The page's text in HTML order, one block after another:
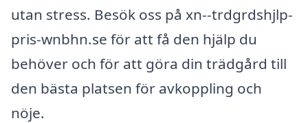
utan stress. Besök oss på xn--trdgrdshjlp-
pris-wnbhn.se för att få den hjälp du
behöver och för att göra din trädgård till
den bästa platsen för avkoppling och
nöje.